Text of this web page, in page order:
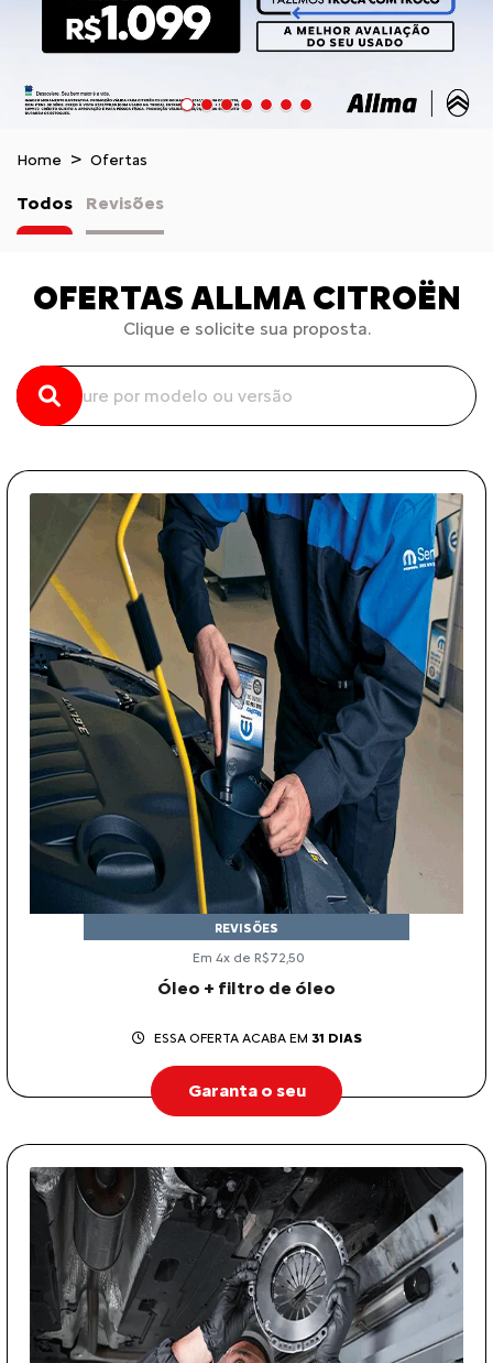
Home Ofertas
Todos Revisões
OFERTAS ALLMA CITROËN
Clique e solicite sua proposta.
Óleo + filtro de óleo
REVISÕES
Em 4x de R$72,50
ESSA OFERTA ACABA EM 31 DIAS
Garanta o seu